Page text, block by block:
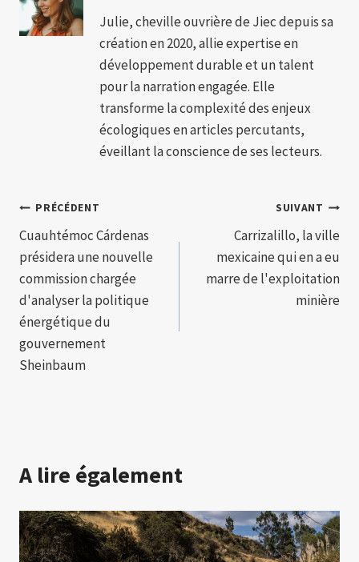
Julie, cheville ouvrière de Jiec depuis sa
création en 2020, allie expertise en
développement durable et un talent
pour la narration engagée. Elle
transforme la complexité des enjeux
écologiques en articles percutants,
éveillant la conscience de ses lecteurs.
Navigation
de
l’article
PRÉCÉDENT
Cuauhtémoc Cárdenas
présidera une nouvelle
commission chargée
d'analyser la politique
énergétique du
gouvernement
Sheinbaum
SUIVANT
Carrizalillo, la ville
mexicaine qui en a eu
marre de l'exploitation
minière
A lire également